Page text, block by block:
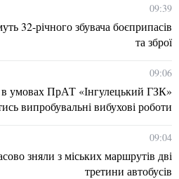
09:39
32-річного збувача боєприпасів
та зброї
09:06
в умовах ПрАТ «Інгулецький ГЗК»
випробувальні вибухові роботи
09:04
зняли з міських маршрутів дві
третини автобусів